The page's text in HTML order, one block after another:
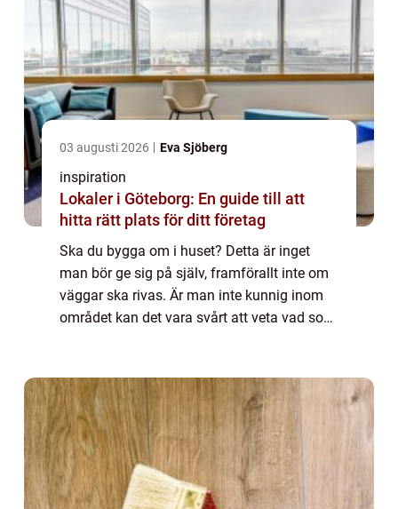
03 augusti 2026 Eva Sjöberg
inspiration
Lokaler i Göteborg: En guide till att
hitta rätt plats för ditt företag
Ska du bygga om i huset? Detta är inget
man bör ge sig på själv, framförallt inte om
väggar ska rivas. Är man inte kunnig inom
området kan det vara svårt att veta vad som